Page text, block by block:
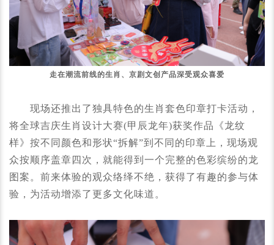
走在潮流前线的生肖、京剧文创产品深受观众喜爱
现场还推出了独具特色的生肖套色印章打卡活动，
将全球吉庆生肖设计大赛(甲辰龙年)获奖作品《龙纹
样》按不同颜色和形状“拆解”到不同的印章上，现场观
众按顺序盖章四次，就能得到一个完整的色彩缤纷的龙
图案。前来体验的观众络绎不绝，获得了有趣的参与体
验，为活动增添了更多文化味道。